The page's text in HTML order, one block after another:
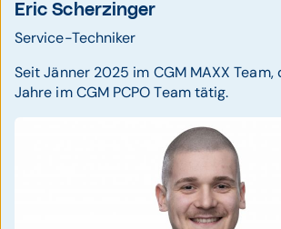
Eric Scherzinger
Service-Techniker
Seit Jänner 2025 im CGM MAXX Team,
Jahre im CGM PCPO Team tätig.